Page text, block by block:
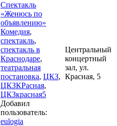
Спектакль
«Женюсь по
объявлению»
Комедия,
спектакль,
спектакль в
Краснодаре,
театральная
постановка, ЦКЗ,
ЦКЗКРасная,
ЦКЗкрасная5
Добавил
пользователь:
eulogia
Центральный
концертный
зал, ул.
Красная, 5